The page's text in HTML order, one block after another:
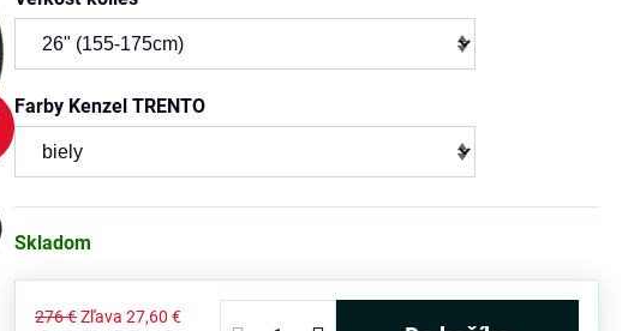
Farby Kenzel TRENTO
Skladom
276 € Zľava 27,60 €